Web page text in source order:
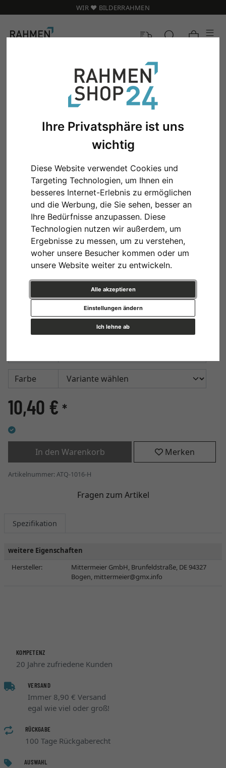
Ihre Privatsphäre ist uns
wichtig
Diese Website verwendet Cookies und
Targeting Technologien, um Ihnen ein
besseres Internet-Erlebnis zu ermöglichen
und die Werbung, die Sie sehen, besser an
Ihre Bedürfnisse anzupassen. Diese
Technologien nutzen wir außerdem, um
Ergebnisse zu messen, um zu verstehen,
woher unsere Besucher kommen oder um
unsere Website weiter zu entwickeln.
Alle akzeptieren
Ich lehne ab
Einstellungen ändern
WIR ❤️ BILDERRAHMEN
Kleber Wand und Zimmerdecke
Farbe
10,40 € *
In den Warenkorb Merken
Artikelnummer: ATQ-1016-H
Fragen zum Artikel
Spezifikation
weitere Eigenschaften
Hersteller:
Mittermeier GmbH, Brunfeldstraße, DE 94327
Bogen, mittermeier@gmx.info
KOMPETENZ
20 Jahre zufriedene Kunden
VERSAND
Immer 8,90 € Versand
egal wie viel oder groß!
RÜCKGABE
100 Tage Rückgaberecht
AUSWAHL